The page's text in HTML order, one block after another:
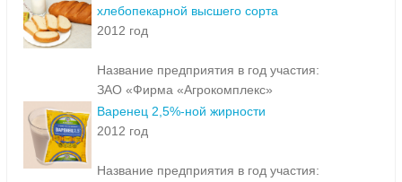
хлебопекарной высшего сорта
2012 год
Название предприятия в год участия:
ЗАО «Фирма «Агрокомплекс»
Варенец 2,5%-ной жирности
2012 год
Название предприятия в год участия: